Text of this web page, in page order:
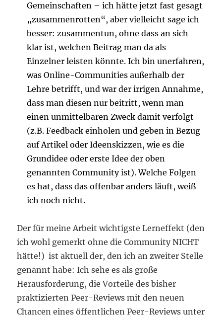
Gemeinschaften – ich hätte jetzt fast gesagt
„zusammenrotten“, aber vielleicht sage ich
besser: zusammentun, ohne dass an sich
klar ist, welchen Beitrag man da als
Einzelner leisten könnte. Ich bin unerfahren,
was Online-Communities außerhalb der
Lehre betrifft, und war der irrigen Annahme,
dass man diesen nur beitritt, wenn man
einen unmittelbaren Zweck damit verfolgt
(z.B. Feedback einholen und geben in Bezug
auf Artikel oder Ideenskizzen, wie es die
Grundidee oder erste Idee der oben
genannten Community ist). Welche Folgen
es hat, dass das offenbar anders läuft, weiß
ich noch nicht.
Der für meine Arbeit wichtigste Lerneffekt (den
ich wohl gemerkt ohne die Community NICHT
hätte!) ist aktuell der, den ich an zweiter Stelle
genannt habe: Ich sehe es als große
Herausforderung, die Vorteile des bisher
praktizierten Peer-Reviews mit den neuen
Chancen eines öffentlichen Peer-Reviews unter